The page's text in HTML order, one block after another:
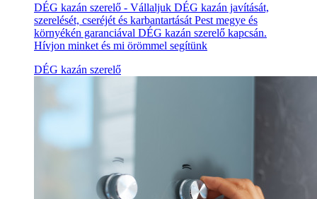
DÉG kazán szerelő - Vállaljuk DÉG kazán javítását,
szerelését, cseréjét és karbantartását Pest megye és
környékén garanciával DÉG kazán szerelő kapcsán.
Hívjon minket és mi örömmel segítünk
DÉG kazán szerelő